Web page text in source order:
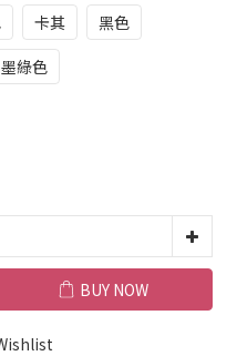
卡其
黑色
墨綠色
BUY NOW